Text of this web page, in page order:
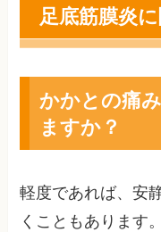
足底筋膜炎
かかとの痛
ますか？
軽度であれば、安
くこともあります